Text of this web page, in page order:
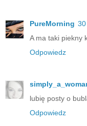
PureMorning
A ma taki piekny
Odpowiedz
lubię posty o
Odpowiedz